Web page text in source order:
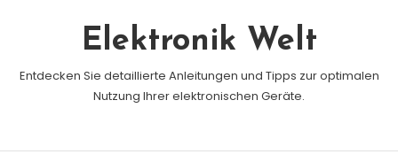
Elektronik Welt
Entdecken Sie detaillierte Anleitungen und Tipps zur optimalen
Nutzung Ihrer elektronischen Geräte.